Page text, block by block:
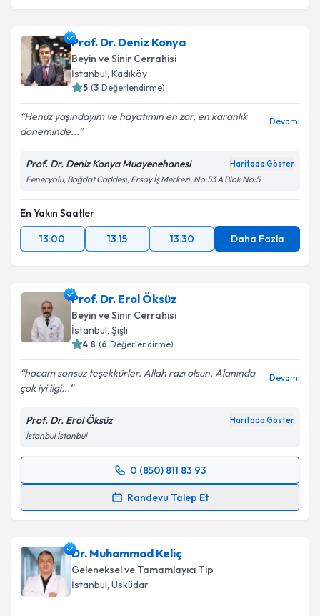
Prof. Dr. Deniz Konya
Beyin ve Sinir Cerrahisi
İstanbul, Kadıköy
5 (3 Değerlendirme)
Henüz yaşındayım ve hayatımın en zor, en karanlık
döneminde...
Devamı
Prof. Dr. Deniz Konya Muayenehanesi Haritada Göster
Feneryolu, Bağdat Caddesi, Ersoy İş Merkezi, No:53 A Blok No:5
En Yakın Saatler
13:00
13:15 13:30 Daha Fazla
Prof. Dr. Erol Öksüz
Beyin ve Sinir Cerrahisi
İstanbul, Şişli
4.8 (6 Değerlendirme)
hocam sonsuz teşekkürler. Allah razı olsun. Alanında
çok iyi ilgi...
Devamı
Prof. Dr. Erol Öksüz Haritada Göster
İstanbul İstanbul
0 (850) 811 83 93
Randevu Talep Et
Randevu Takvimi Talebi
takvim hazırlandığında e-posta ile bilgilendireceğiz.
E-posta Adresiniz
Dr. Muhammad Keliç
Geleneksel ve Tamamlayıcı Tıp
İstanbul, Üsküdar